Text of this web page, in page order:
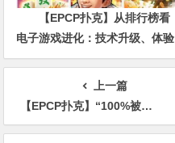
【EPCP扑克】从排行榜看
电子游戏进化：技术升级、体验
创新与未来趋势
上一篇
【EPCP扑克】“100%被操纵了”——Phi lHellmuth抨击WSOP投票被破坏